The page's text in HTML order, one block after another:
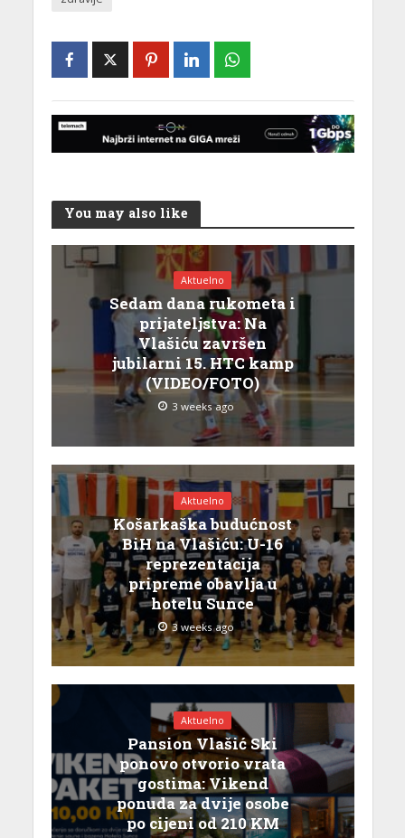
You may also like
Aktuelno
Sedam dana rukometa i
prijateljstva: Na
Vlašiću završen
jubilarni 15. HTC kamp
(VIDEO/FOTO)
3 weeks ago
Aktuelno
Košarkaška budućnost
BiH na Vlašiću: U-16
reprezentacija
pripreme obavlja u
hotelu Sunce
3 weeks ago
Aktuelno
Pansion Vlašić Ski
ponovo otvorio vrata
gostima: Vikend
ponuda za dvije osobe
po cijeni od 210 KM